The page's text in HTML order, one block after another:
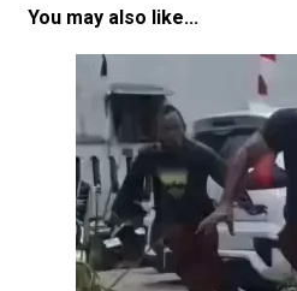
You may also like...